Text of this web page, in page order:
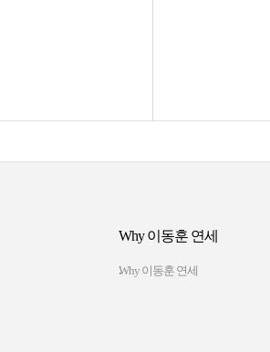
Why 이동훈 연세
Why 이동훈 연세